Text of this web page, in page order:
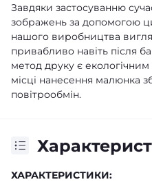
Завдяки застосуванню
зображень за допомогою
нашого виробництва
привабливо навіть після
метод друку є
місці нанесення малюнка
повітрообмін.
ХАРАКТЕРИСТИКИ: